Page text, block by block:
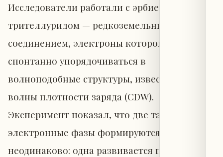
Исследователи работали с эрбиевым
трителлуридом — редкоземельным
соединением, электроны которого способны
спонтанно упорядочиваться в
волноподобные структуры, известные как
волны плотности заряда (CDW).
Эксперимент показал, что две такие
электронные фазы формируются
неодинаково: одна развивается плавно и